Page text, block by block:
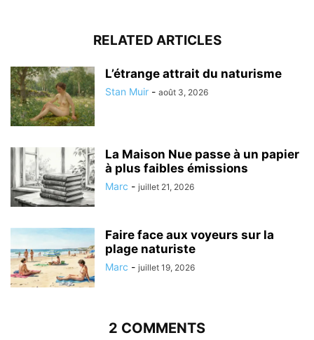
RELATED ARTICLES
L’étrange attrait du naturisme
Stan Muir - août 3, 2026
La Maison Nue passe à un papier
à plus faibles émissions
Marc - juillet 21, 2026
Faire face aux voyeurs sur la
plage naturiste
Marc - juillet 19, 2026
2 COMMENTS